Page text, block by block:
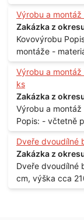
Materiál: - ocel Množství: - 1 ks Velikost: - 3 m Lokalita: -
Praha
Výrobu a
Zakázka z
Kovovýrobu Popis: - výroba a montáž vrátek - včetně
montáže - materiál
Výrobu a
ks
Zakázka z
Výrobu a
Popis: - včtetně
samozamýkacích
vchodové dveře
portálu -
stávajících a už
umělohmotných vstupů Množství: - 8
Dveře dvoudílné
Zakázka z
Dveře dvoudílné bezpečnostní
cm, výška cca 210 cm Popis: - včetně
dům, 2. patro -